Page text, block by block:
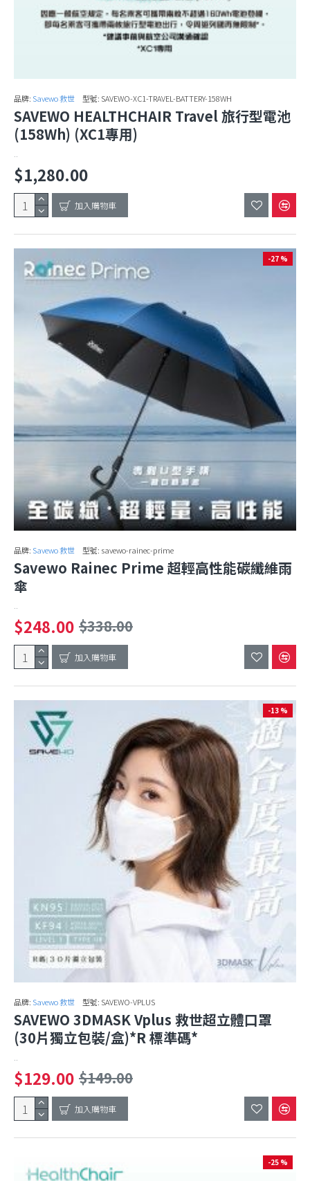
品牌: Savewo 救世 型號: SAVEWO-XC1-TRAVEL-BATTERY-158WH
SAVEWO HEALTHCHAIR Travel 旅行型電池
(158Wh) (XC1專用)
..
$1,280.00
加入購物車
-27 %
品牌: Savewo 救世 型號: savewo-rainec-prime
Savewo Rainec Prime 超輕高性能碳纖維雨
傘
..
$248.00 $338.00
加入購物車
-13 %
品牌: Savewo 救世 型號: SAVEWO-VPLUS
SAVEWO 3DMASK Vplus 救世超立體口罩
(30片獨立包裝/盒)*R 標準碼*
..
$129.00 $149.00
加入購物車
-25 %